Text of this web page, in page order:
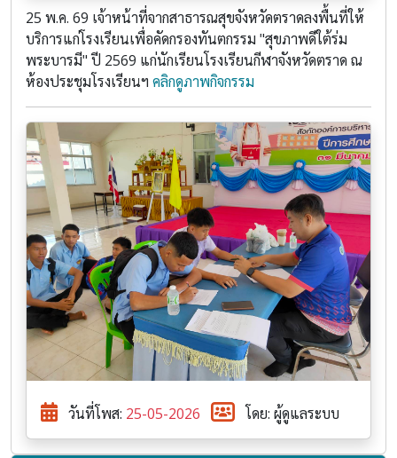
25 พ.ค. 69 เจ้าหน้าที่จากสาธารณสุขจังหวัดตราดลงพื้นที่ให้
บริการแก่โรงเรียนเพื่อคัดกรองทันตกรรม "สุขภาพดีใต้ร่ม
พระบารมี" ปี 2569 แก่นักเรียนโรงเรียนกีฬาจังหวัดตราด ณ
ห้องประชุมโรงเรียนฯ คลิกดูภาพกิจกรรม
วันที่โพส: 25-05-2026 โดย: ผู้ดูแลระบบ